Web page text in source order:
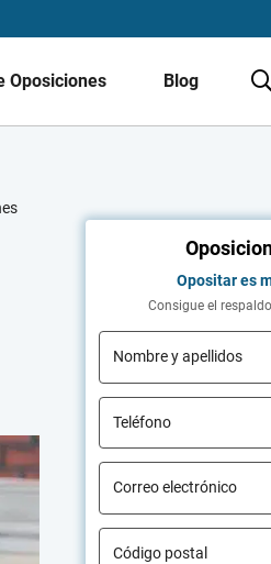
Oposiciones Blog
Opositar es
Consigue el
Nombre y apellidos
Teléfono
Correo electrónico
Código postal